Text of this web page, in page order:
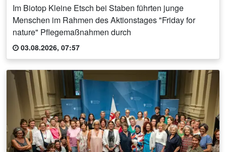
Im Biotop Kleine Etsch bei Staben führten junge
Menschen im Rahmen des Aktionstages "Friday for
nature" Pflegemaßnahmen durch
03.08.2026, 07:57